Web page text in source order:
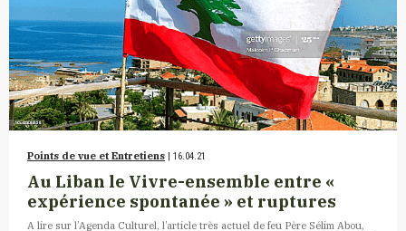
Points de vue et Entretiens | 16.04.21
Au Liban le Vivre-ensemble entre «
expérience spontanée » et ruptures
A lire sur l’Agenda Culturel, l’article très actuel de feu Père Sélim Abou,